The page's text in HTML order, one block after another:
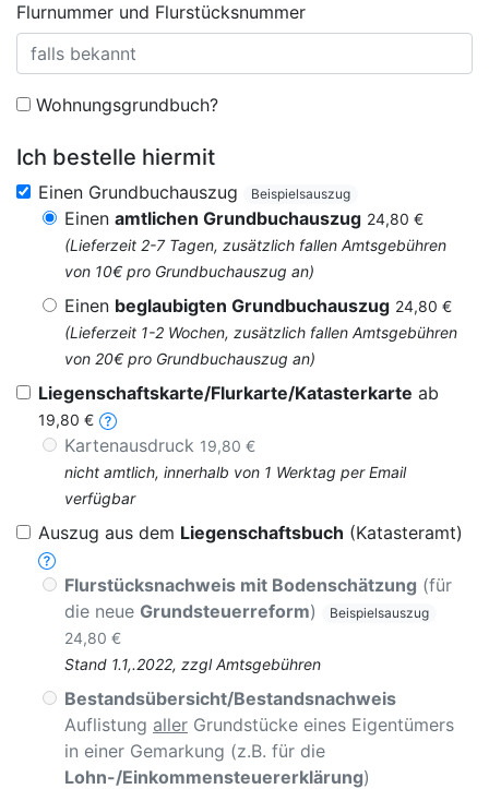
Flurnummer und Flurstücksnummer
Wohnungsgrundbuch?
Ich bestelle hiermit
Einen Grundbuchauszug Beispielsauszug
Einen amtlichen Grundbuchauszug 24,80 €
(Lieferzeit 2-7 Tagen, zusätzlich fallen Amtsgebühren
von 10€ pro Grundbuchauszug an)
Einen beglaubigten Grundbuchauszug 24,80 €
(Lieferzeit 1-2 Wochen, zusätzlich fallen Amtsgebühren
von 20€ pro Grundbuchauszug an)
Liegenschaftskarte/Flurkarte/Katasterkarte ab
19,80 €
Kartenausdruck 19,80 €
nicht amtlich, innerhalb von 1 Werktag per Email
verfügbar
Auszug aus dem Liegenschaftsbuch (Katasteramt)
Flurstücksnachweis mit Bodenschätzung (für
die neue Grundsteuerreform) Beispielsauszug
24,80 €
Stand 1.1,.2022, zzgl Amtsgebühren
Bestandsübersicht/Bestandsnachweis
Auflistung aller Grundstücke eines Eigentümers
in einer Gemarkung (z.B. für die
Lohn-/Einkommensteuererklärung)